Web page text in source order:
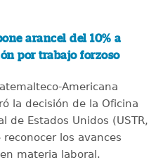
arancel del 10% a
por trabajo forzoso
Americana
la decisión de la Oficina
de Estados Unidos (USTR,
los avances
materia laboral.